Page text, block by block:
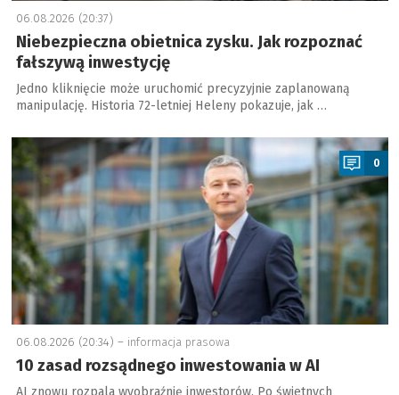
06.08.2026 (20:37)
Niebezpieczna obietnica zysku. Jak rozpoznać
fałszywą inwestycję
Jedno kliknięcie może uruchomić precyzyjnie zaplanowaną
manipulację. Historia 72-letniej Heleny pokazuje, jak …
a
0
06.08.2026 (20:34) – informacja prasowa
10 zasad rozsądnego inwestowania w AI